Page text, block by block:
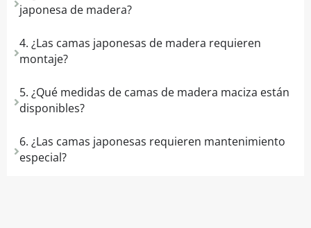
japonesa de madera?
4. ¿Las camas japonesas de madera requieren
montaje?
5. ¿Qué medidas de camas de madera maciza están
disponibles?
6. ¿Las camas japonesas requieren mantenimiento
especial?